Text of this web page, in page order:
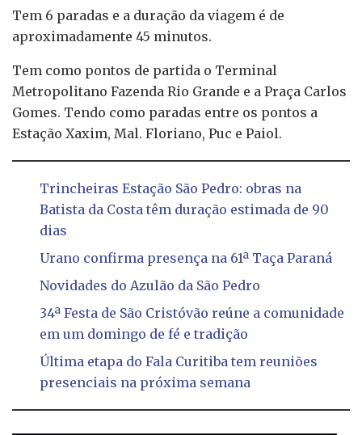
Tem 6 paradas e a duração da viagem é de
aproximadamente 45 minutos.
Tem como pontos de partida o Terminal
Metropolitano Fazenda Rio Grande e a Praça Carlos
Gomes. Tendo como paradas entre os pontos a
Estação Xaxim, Mal. Floriano, Puc e Paiol.
Trincheiras Estação São Pedro: obras na
Batista da Costa têm duração estimada de 90
dias
Urano confirma presença na 61ª Taça Paraná
Novidades do Azulão da São Pedro
34ª Festa de São Cristóvão reúne a comunidade
em um domingo de fé e tradição
Última etapa do Fala Curitiba tem reuniões
presenciais na próxima semana